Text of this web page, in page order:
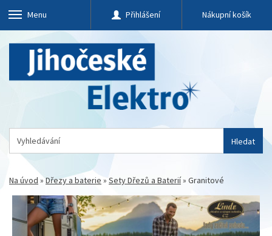
Menu Přihlášení Nákupní košík
Hledat
Na úvod »Dřezy a baterie » Sety Dřezů a Baterií» Granitové